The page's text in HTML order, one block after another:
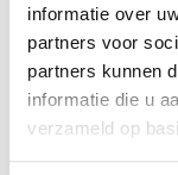
informatie over
partners voor
partners kunnen
informatie die u
verzameld op
HOBBYARTS
PIÈCES
EUR 2.05 EUR 4.10
L'offre expire le 31/08/